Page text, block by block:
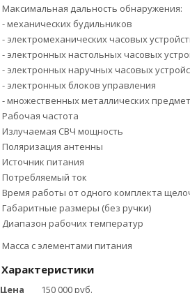
Максимальная дальность обнаружения:
- механических будильников
- электромеханических часовых
- электронных настольных часовых
- электронных наручных часовых
- электронных блоков управления
- множественных металлических
Рабочая частота
Излучаемая СВЧ мощность
Поляризация антенны
Источник питания
Потребляемый ток
Время работы от одного комплекта
Габаритные размеры (без ручки)
Диапазон рабочих температур
Масса с элементами питания
Характеристики
Цена 150 000 руб.